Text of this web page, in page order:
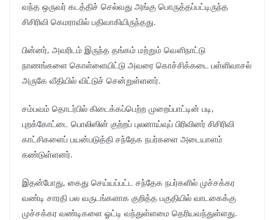
வந்த ஒருவர் கடத்திச் செல்வது அங்கு பொருத்தப்பட்டிருந்த
சிசிரிவி கெமராவில் பதிவாகியிருந்தது.
பின்னர், அவரிடம் இருந்த தங்கம் மற்றும் வௌிநாட்டு
நாணங்களை கொள்ளையிட்டு அவரை கொச்சிக்கடை பள்ளிவாசல்
அருகே வீதியில் விட்டுச் சென்றுள்ளனர்.
சம்பவம் தொடர்பில் கிடைக்கப்பெற்ற முறைப்பாட்டின் படி,
புறக்கோட்டை பொலிஸின் குற்றப் புலனாய்வுப் பிரிவினர் சிசிரிவி
காட்சிகளைப் பயன்படுத்தி சந்தேக நபர்களை அடையாளம்
கண்டுள்ளனர்.
இதன்போது, கைது செய்யப்பட்ட சந்தேக நபர்களில் முச்சக்கர
வண்டி சாரதி பல வருடங்களாக குறித்த பகுதியில் வாடகைக்கு
முச்சக்கர வண்டிகளை ஓட்டி வந்துள்ளமை தெரியவந்துள்ளது.